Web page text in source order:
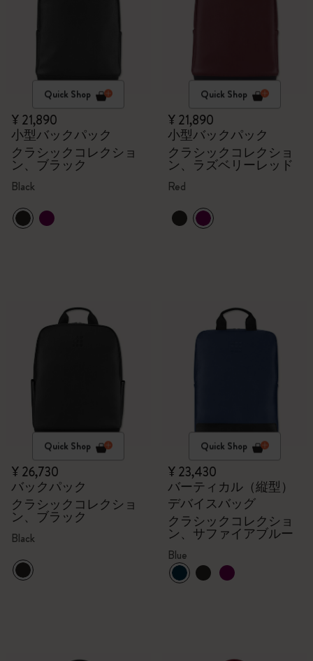
Quick Shop
¥ 21,890
小型バックパック
クラシックコレクショ
ン、ブラック
Black
Quick Shop
¥ 21,890
小型バックパック
クラシックコレクショ
ン、ラズベリーレッド
Red
Quick Shop
¥ 26,730
バックパック
クラシックコレクショ
ン、ブラック
Black
Quick Shop
¥ 23,430
バーティカル（縦型）
デバイスバッグ
クラシックコレクショ
ン、サファイアブルー
Blue